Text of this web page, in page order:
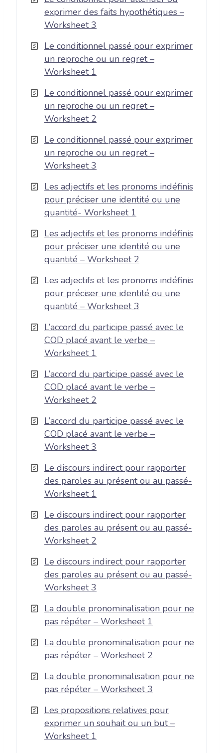
exprimer des faits hypothétiques –
Worksheet 3
Le conditionnel passé pour exprimer
un reproche ou un regret –
Worksheet 1
Le conditionnel passé pour exprimer
un reproche ou un regret –
Worksheet 2
Le conditionnel passé pour exprimer
un reproche ou un regret –
Worksheet 3
Les adjectifs et les pronoms indéfinis
pour préciser une identité ou une
quantité- Worksheet 1
Les adjectifs et les pronoms indéfinis
pour préciser une identité ou une
quantité – Worksheet 2
Les adjectifs et les pronoms indéfinis
pour préciser une identité ou une
quantité – Worksheet 3
L’accord du participe passé avec le
COD placé avant le verbe –
Worksheet 1
L’accord du participe passé avec le
COD placé avant le verbe –
Worksheet 2
L’accord du participe passé avec le
COD placé avant le verbe –
Worksheet 3
Le discours indirect pour rapporter
des paroles au présent ou au passé-
Worksheet 1
Le discours indirect pour rapporter
des paroles au présent ou au passé-
Worksheet 2
Le discours indirect pour rapporter
des paroles au présent ou au passé-
Worksheet 3
La double pronominalisation pour ne
pas répéter – Worksheet 1
La double pronominalisation pour ne
pas répéter – Worksheet 2
La double pronominalisation pour ne
pas répéter – Worksheet 3
Les propositions relatives pour
exprimer un souhait ou un but –
Worksheet 1